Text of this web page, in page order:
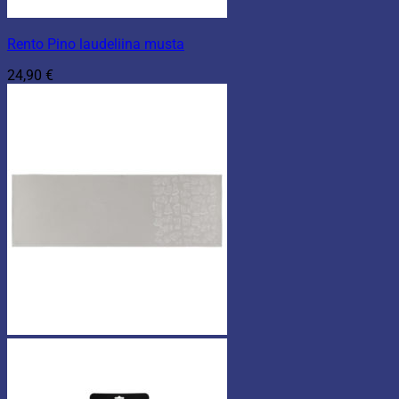
Rento Pino laudeliina musta
24,90 €